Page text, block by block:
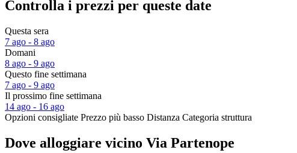
Controlla i prezzi per queste date
Questa sera
7 ago - 8 ago
Domani
8 ago - 9 ago
Questo fine settimana
7 ago - 9 ago
Il prossimo fine settimana
14 ago - 16 ago
Opzioni consigliate Prezzo più basso Distanza Categoria struttura
Dove alloggiare vicino Via Partenope